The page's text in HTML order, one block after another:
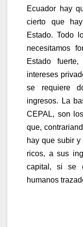
Ecuador hay
cierto que
Estado. Todo
necesitamos
Estado
intereses
se requiere
ingresos. La
CEPAL, son
que,
hay que subir
ricos, a sus
capital, si se
humanos